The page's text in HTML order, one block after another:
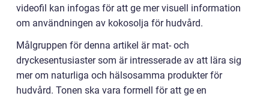
videofil kan infogas för att ge mer visuell information
om användningen av kokosolja för hudvård.
Målgruppen för denna artikel är mat- och
dryckesentusiaster som är intresserade av att lära sig
mer om naturliga och hälsosamma produkter för
hudvård. Tonen ska vara formell för att ge en